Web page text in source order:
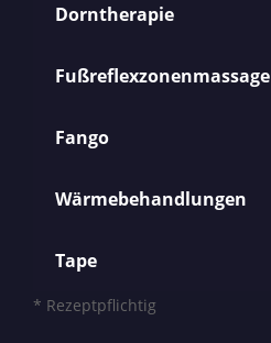
Dorntherapie
Fußreflexzonenmassage
Fango
Wärmebehandlungen
Tape
* Rezeptpflichtig